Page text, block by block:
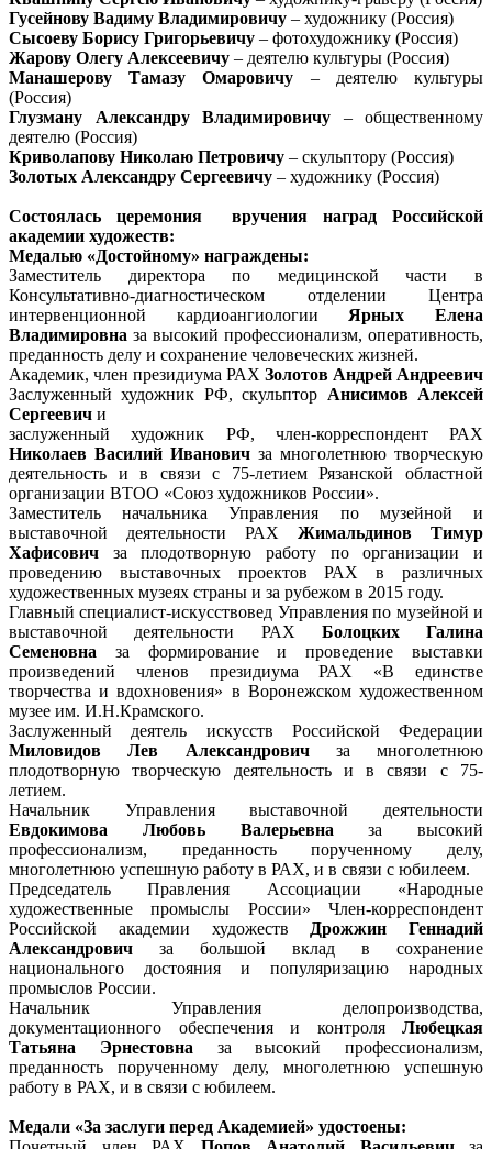
Гусейнову Вадиму Владимировичу – художнику (Россия)
Сысоеву Борису Григорьевичу – фотохудожнику (Россия)
Жарову Олегу Алексеевичу – деятелю культуры (Россия)
Манашерову Тамазу Омаровичу – деятелю культуры
(Россия)
Глузману Александру Владимировичу – общественному
деятелю (Россия)
Криволапову Николаю Петровичу – скульптору (Россия)
Золотых Александру Сергеевичу – художнику (Россия)
Состоялась церемония вручения наград Российской
академии художеств:
Медалью «Достойному» награждены:
Заместитель директора по медицинской части в
Консультативно-диагностическом отделении Центра
интервенционной кардиоангиологии Ярных Елена
Владимировна за высокий профессионализм, оперативность,
преданность делу и сохранение человеческих жизней.
Академик, член президиума РАХ Золотов Андрей Андреевич
Заслуженный художник РФ, скульптор Анисимов Алексей
Сергеевич и
заслуженный художник РФ, член-корреспондент РАХ
Николаев Василий Иванович за многолетнюю творческую
деятельность и в связи с 75-летием Рязанской областной
организации ВТОО «Союз художников России».
Заместитель начальника Управления по музейной и
выставочной деятельности РАХ Жимальдинов Тимур
Хафисович за плодотворную работу по организации и
проведению выставочных проектов РАХ в различных
художественных музеях страны и за рубежом в 2015 году.
Главный специалист-искусствовед Управления по музейной и
выставочной деятельности РАХ Болоцких Галина
Семеновна за формирование и проведение выставки
произведений членов президиума РАХ «В единстве
творчества и вдохновения» в Воронежском художественном
музее им. И.Н.Крамского.
Заслуженный деятель искусств Российской Федерации
Миловидов Лев Александровичза многолетнюю
плодотворную творческую деятельность и в связи с 75-
летием.
Начальник Управления выставочной деятельности
Евдокимова Любовь Валерьевна за высокий
профессионализм, преданность порученному делу,
многолетнюю успешную работу в РАХ, и в связи с юбилеем.
Председатель Правления Ассоциации «Народные
художественные промыслы России» Член-корреспондент
Российской академии художеств
Дрожжин Геннадий
Александрович за большой вклад в сохранение
национального достояния и популяризацию народных
промыслов России.
Начальник Управления делопроизводства,
документационного обеспечения и контроля Любецкая
Татьяна Эрнестовна за высокий профессионализм,
преданность порученному делу, многолетнюю успешную
работу в РАХ, и в связи с юбилеем.
Медали «За заслуги перед Академией» удостоены: